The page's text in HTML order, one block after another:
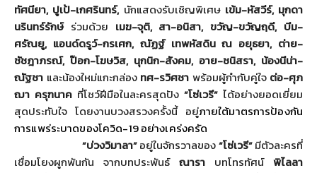
ทัศนียา, ปูเป้-เกศรินทร์, นักแสดงรับเชิญพิเศษเข้ม-หัสวีร์, มุกดา
นรินทร์รักษ์ ร่วมด้วย เมฆ-จุติ, สา-อนิสา,ขวัญ-ขวัญฤดี, บีม-
ศรัณยู, แอนด์ดรูว์-กรเศก, ณัฏฐ์ เทพหัสดิน ณ อยุธยา, ต่าย-
ชัชฎาภรณ์, ป๊อก-โฆษวิส, นุกนิก-สังคม, อาย-ชนิสรา, น้องนีน่า-
ณัฐชา และน้องใหม่แกะกล่อง ทศ-รวิศชา พร้อมผู้กำกับคู่ใจ ต่อ-ศุภ
ฌา ครุฑนาค ที่โชว์ฝีมือในละครสุดปัง “โซ่เวรี” ได้อย่างยอดเยี่ยม
สุดประทับใจ โดยงานบวงสรวงครั้งนี้ อยู่ภายใต้มาตรการป้องกัน
การแพร่ระบาดของโควิด-19อย่างเคร่งครัด
“บ่วงวิมาลา”อยู่ในจักรวาลของ“โซ่เวรี”มีตัวละครที่
เชื่อมโยงผูกพันกัน จากบทประพันธ์ณารา บทโทรทัศน์ พิไลลา